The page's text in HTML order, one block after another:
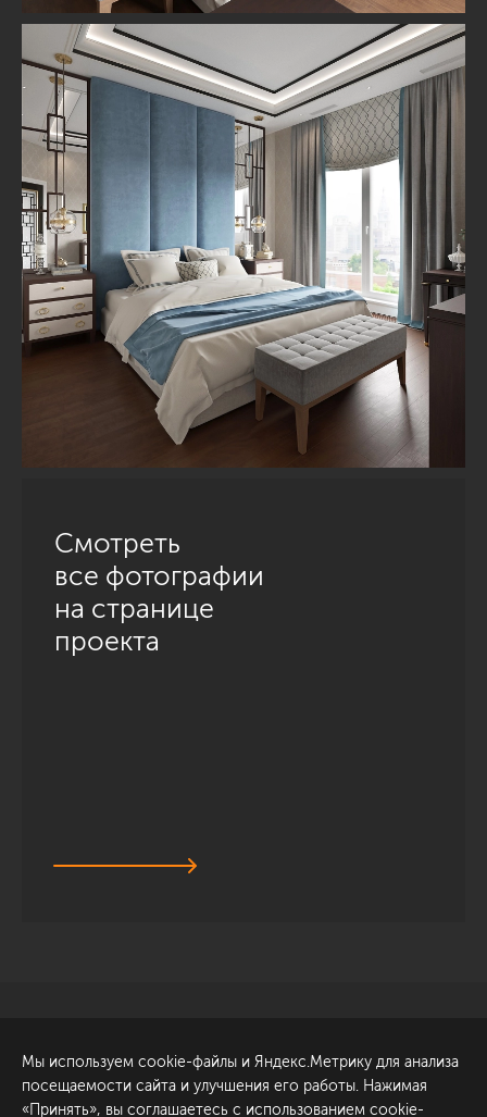
Смотреть
все фотографии
на странице
проекта
Обсудить проект
ул. Академика Павлова, 6
к1
Мы используем cookie-файлы и Яндекс.Метрику для анализа
посещаемости сайта и улучшения его работы. Нажимая
«Принять», вы соглашаетесь с использованием cookie-